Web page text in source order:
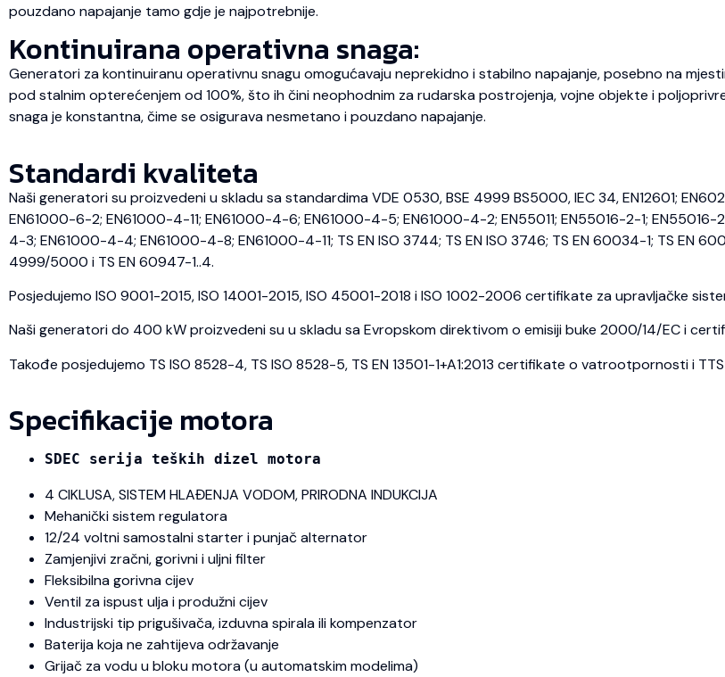
pouzdano napajanje tamo gdje je najpotrebnije.
Kontinuirana operativna snaga:
Generatori za kontinuiranu operativnu snagu omogućavaju neprekidno i stabilno napajanje, posebno na
pod stalnim opterećenjem od 100%, što ih čini neophodnim za rudarska postrojenja, vojne objekte i
snaga je konstantna, čime se osigurava nesmetano i pouzdano napajanje.
Standardi kvaliteta
Naši generatori su proizvedeni u skladu sa standardima VDE 0530, BSE 4999 BS5000, IEC 34, EN12601;
EN61000-6-2; EN61000-4-11; EN61000-4-6; EN61000-4-5; EN61000-4-2; EN55011; EN55016-2-1;
4-3; EN61000-4-4; EN61000-4-8; EN61000-4-11; TS EN ISO 3744; TS EN ISO 3746; TS EN 60034-1; TS EN
4999/5000 i TS EN 60947-1..4.
Posjedujemo ISO 9001-2015, ISO 14001-2015, ISO 45001-2018 i ISO 1002-2006 certifikate za upravljačke
Naši generatori do 400 kW proizvedeni su u skladu sa Evropskom direktivom o emisiji buke 2000/14/EC i
Takođe posjedujemo TS ISO 8528-4, TS ISO 8528-5, TS EN 13501-1+A1:2013 certifikate o vatrootpornosti i
Specifikacije motora
SDEC serija teških dizel motora
4 CIKLUSA, SISTEM HLAĐENJA VODOM, PRIRODNA INDUKCIJA
Mehanički sistem regulatora
12/24 voltni samostalni starter i punjač alternator
Zamjenjivi zračni, gorivni i uljni filter
Fleksibilna gorivna cijev
Ventil za ispust ulja i produžni cijev
Industrijski tip prigušivača, izduvna spirala ili kompenzator
Baterija koja ne zahtijeva održavanje
Grijač za vodu u bloku motora (u automatskim modelima)